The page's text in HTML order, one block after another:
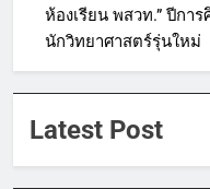
ห้องเรียน พสวท.” ปีกา
นักวิทยาศาสตร์รุ่นใหม่
Latest Post